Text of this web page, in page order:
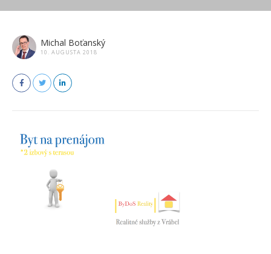
Michal Boťanský
10. AUGUSTA 2018